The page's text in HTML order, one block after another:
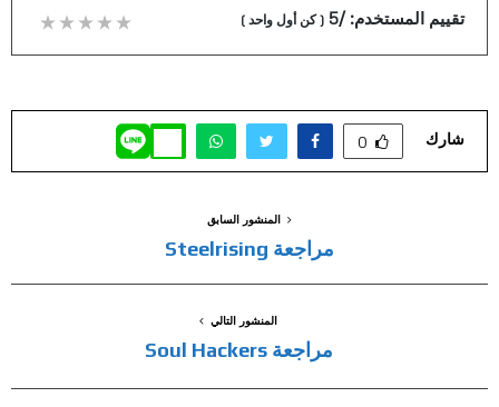
تقييم المستخدم:/5
(كن أول واحد )
شارك 0
المنشور السابق
مراجعة Steelrising
المنشور التالي
مراجعة Soul Hackers